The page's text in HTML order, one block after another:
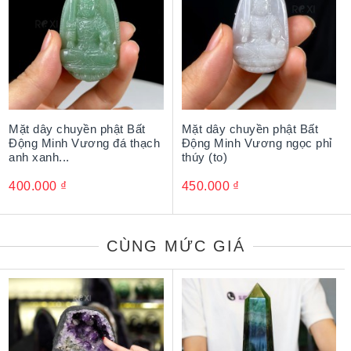
Mặt dây chuyền phật Bất
Động Minh Vương đá thạch
anh xanh...
400.000 ₫
Mặt dây chuyền phật Bất
Động Minh Vương ngọc phỉ
thúy (to)
450.000 ₫
CÙNG MỨC GIÁ